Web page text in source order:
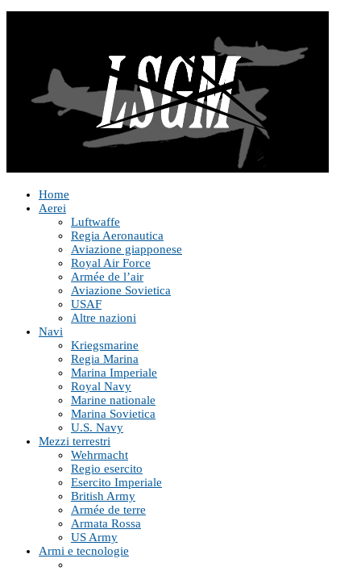
Home
Aerei
Luftwaffe
Regia Aeronautica
Aviazione giapponese
Royal Air Force
Armée de l’air
Aviazione Sovietica
USAF
Altre nazioni
Navi
Kriegsmarine
Regia Marina
Marina Imperiale
Royal Navy
Marine nationale
Marina Sovietica
U.S. Navy
Mezzi terrestri
Wehrmacht
Regio esercito
Esercito Imperiale
British Army
Armée de terre
Armata Rossa
US Army
Armi e tecnologie